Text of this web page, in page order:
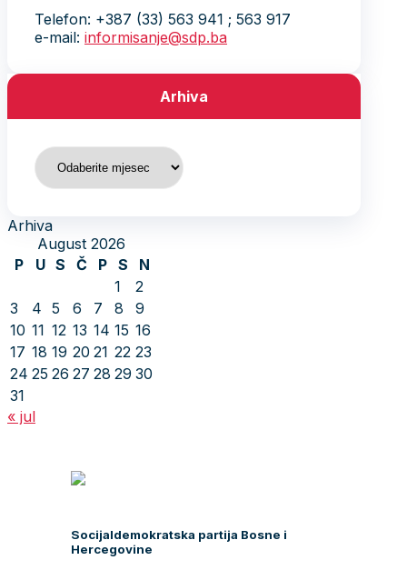
Telefon: +387 (33) 563 941 ; 563 917
e-mail: informisanje@sdp.ba
Arhiva
Arhiva
Arhiva
August 2026
P
U S Č P S
N
1
2
3
4 5 6 7 8
9
10 11 12 13 14 15 16
17 18 19 20 21 22 23
24 25 26 27 28 29 30
31
« jul
Socijaldemokratska partija Bosne i
Hercegovine